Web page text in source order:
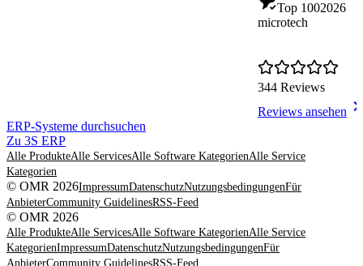
Top 1002026
microtech
344 Reviews
Reviews ansehen
Item
1
of
8
ERP-Systeme durchsuchen
Zu 3S ERP
Alle ProdukteAlle ServicesAlle Software KategorienAlle Service
Kategorien
© OMR 2026ImpressumDatenschutzNutzungsbedingungenFür
AnbieterCommunity GuidelinesRSS-Feed
© OMR 2026
Alle ProdukteAlle ServicesAlle Software KategorienAlle Service
KategorienImpressumDatenschutzNutzungsbedingungenFür
AnbieterCommunity GuidelinesRSS-Feed